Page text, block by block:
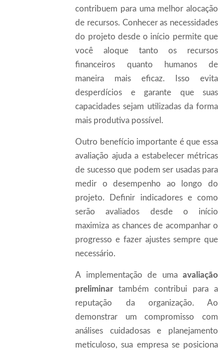
contribuem para uma melhor alocação
de recursos. Conhecer as necessidades
do projeto desde o início permite que
você aloque tanto os recursos
financeiros quanto humanos de
maneira mais eficaz. Isso evita
desperdícios e garante que suas
capacidades sejam utilizadas da forma
mais produtiva possível.
Outro benefício importante é que essa
avaliação ajuda a estabelecer métricas
de sucesso que podem ser usadas para
medir o desempenho ao longo do
projeto. Definir indicadores e como
serão avaliados desde o início
maximiza as chances de acompanhar o
progresso e fazer ajustes sempre que
necessário.
A implementação de uma avaliação
preliminartambém contribui para a
reputação da organização. Ao
demonstrar um compromisso com
análises cuidadosas e planejamento
meticuloso, sua empresa se posiciona